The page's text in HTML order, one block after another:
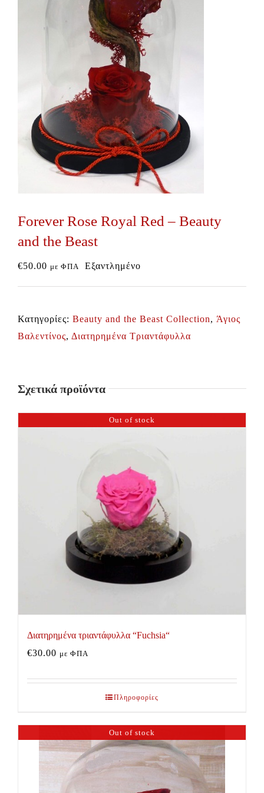
Forever Rose Royal Red – Beauty
and the Beast
€50.00 με ΦΠΑ Εξαντλημένο
Κατηγορίες: Beauty and the Beast Collection, Άγιος
Βαλεντίνος, Διατηρημένα Τριαντάφυλλα
Σχετικά προϊόντα
Out of stock
Διατηρημένα τριαντάφυλλα “Fuchsia“
€30.00 με ΦΠΑ
Πληροφορίες
Out of stock